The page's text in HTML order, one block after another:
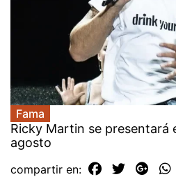
Fama
Ricky Martin se presentará
agosto
compartir en: